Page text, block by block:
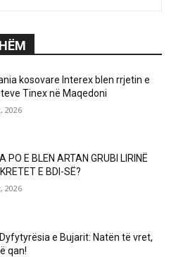
kosovare Interex blen rrjetin e
Tinex në Maqedoni
2026
PO E BLEN ARTAN GRUBI LIRINË
E BDI-SË?
2026
Dyfytyrësia e Bujarit: Natën të vret,
qan!